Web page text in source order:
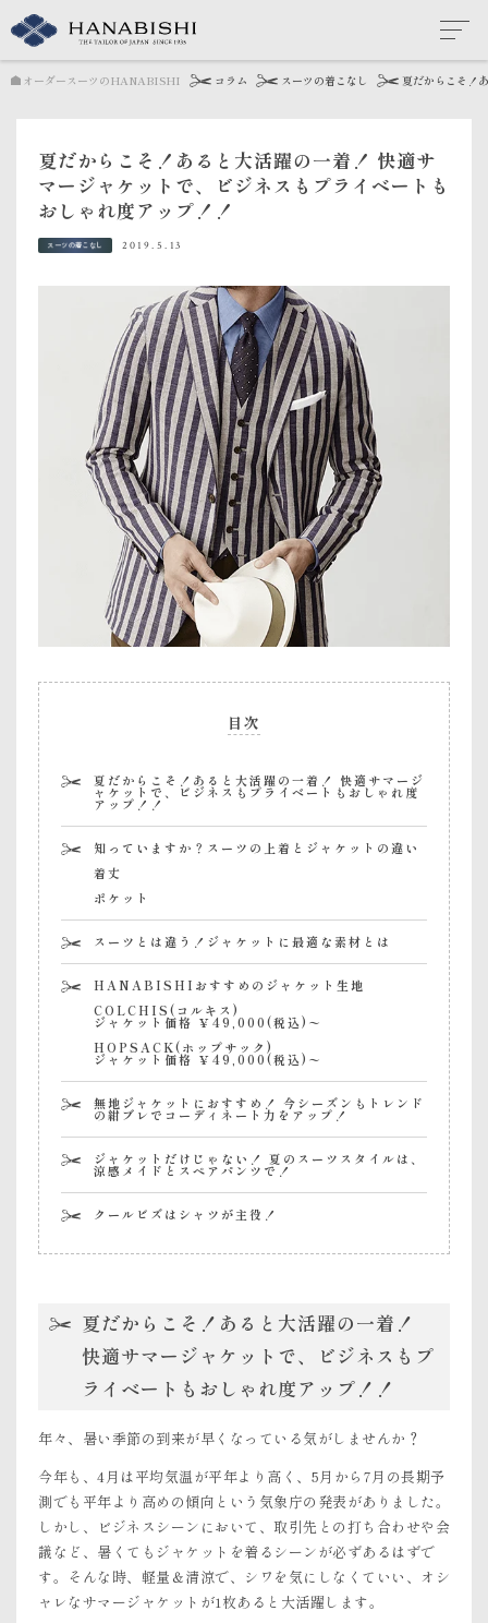
オーダースーツのHANABISHI コラム スーツの着こなし 夏だからこそ！
夏だからこそ！あると大活躍の一着！ 快適サ
マージャケットで、ビジネスもプライベートも
おしゃれ度アップ！！
スーツの着こなし 2019.5.13
目次
夏だからこそ！あると大活躍の一着！ 快適サマージ
ャケットで、ビジネスもプライベートもおしゃれ度
アップ！！
知っていますか？スーツの上着とジャケットの違い
着丈
ポケット
スーツとは違う！ジャケットに最適な素材とは
HANABISHIおすすめのジャケット生地
COLCHIS(コルキス)
ジャケット価格 ￥49,000(税込)〜
HOPSACK(ホップサック)
ジャケット価格 ￥49,000(税込)〜
無地ジャケットにおすすめ！ 今シーズンもトレンド
の紺ブレでコーディネート力をアップ！
ジャケットだけじゃない！ 夏のスーツスタイルは、
涼感メイドとスペアパンツで！
クールビズはシャツが主役！
夏だからこそ！あると大活躍の一着！
快適サマージャケットで、ビジネスもプ
ライベートもおしゃれ度アップ！！
年々、暑い季節の到来が早くなっている気がしませんか？
今年も、4月は平均気温が平年より高く、5月から7月の長期予
測でも平年より高めの傾向という気象庁の発表がありました。
しかし、ビジネスシーンにおいて、取引先との打ち合わせや会
議など、暑くてもジャケットを着るシーンが必ずあるはずで
す。そんな時、軽量＆清涼で、シワを気にしなくていい、オシ
ャレなサマージャケットが1枚あると大活躍します。